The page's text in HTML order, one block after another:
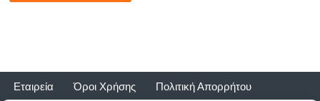
Εταιρεία Όροι Χρήσης
Πολιτική Απορρήτου